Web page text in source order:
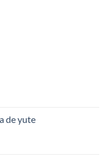
de yute